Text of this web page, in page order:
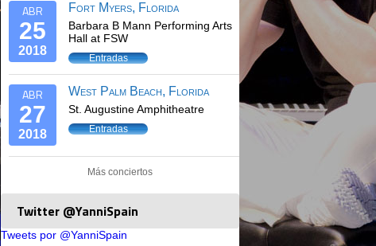
ABR
25
2018
Fort Myers, Florida
Barbara B Mann Performing Arts
Hall at FSW
Entradas
ABR
27
2018
West Palm Beach, Florida
St. Augustine Amphitheatre
Entradas
Más conciertos
Twitter @YanniSpain
Tweets por @YanniSpain